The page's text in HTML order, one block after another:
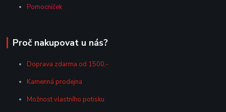
Pomocníček
Proč nakupovat u nás?
Doprava zdarma od 1500,-
Kamenná prodejna
Možnost vlastního potisku